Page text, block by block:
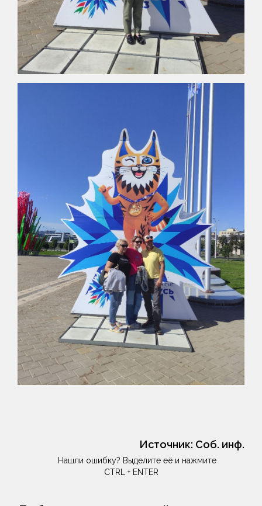
Источник: Соб. инф.
Нашли ошибку? Выделите её и нажмите
CTRL + ENTER